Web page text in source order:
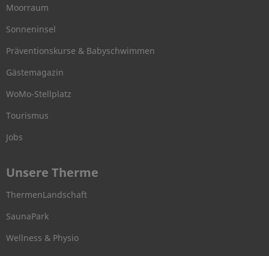
Moorraum
Sonneninsel
Präventionskurse & Babyschwimmen
Gästemagazin
WoMo-Stellplatz
Tourismus
Jobs
Unsere Therme
ThermenLandschaft
SaunaPark
Wellness & Physio